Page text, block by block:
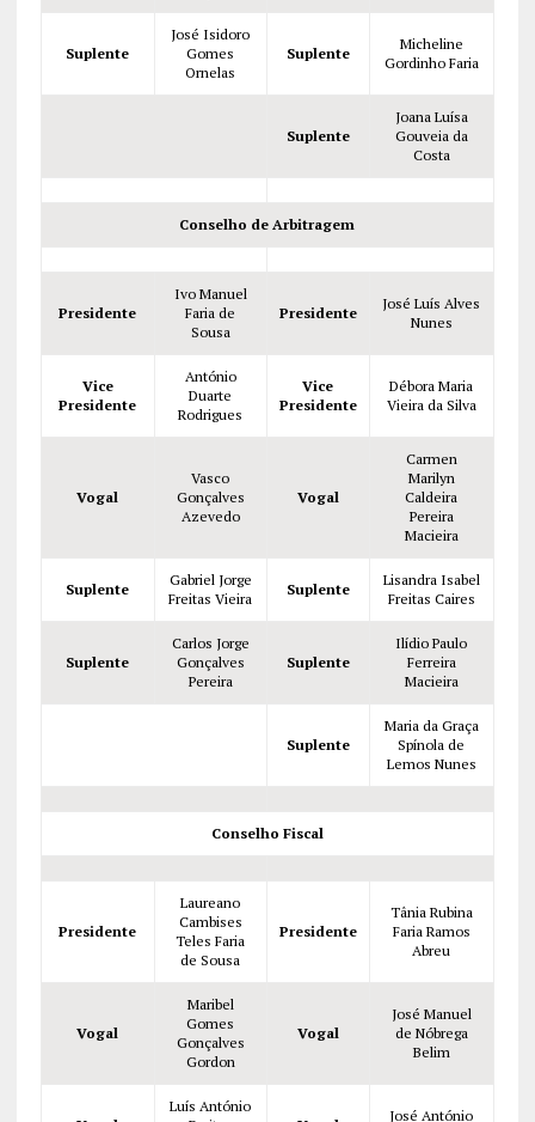
Suplente
José Isidoro
Gomes
Ornelas
Suplente
Micheline
Gordinho Faria
Suplente
Joana Luísa
Gouveia da
Costa
Conselho de Arbitragem
Presidente
Ivo Manuel
Faria de
Sousa
Presidente
José Luís Alves
Nunes
Vice
Presidente
António
Duarte
Rodrigues
Vice
Presidente
Débora Maria
Vieira da Silva
Vogal
Vasco
Gonçalves
Azevedo
Vogal
Carmen
Marilyn
Caldeira
Pereira
Macieira
Suplente
Gabriel Jorge
Freitas Vieira
Suplente
Lisandra Isabel
Freitas Caires
Suplente
Carlos Jorge
Gonçalves
Pereira
Suplente
Ilídio Paulo
Ferreira
Macieira
Suplente
Maria da Graça
Spínola de
Lemos Nunes
Conselho Fiscal
Presidente
Laureano
Cambises
Teles Faria
de Sousa
Presidente
Tânia Rubina
Faria Ramos
Abreu
Vogal
Maribel
Gomes
Gonçalves
Gordon
Vogal
José Manuel
de Nóbrega
Belim
Luís António
José António